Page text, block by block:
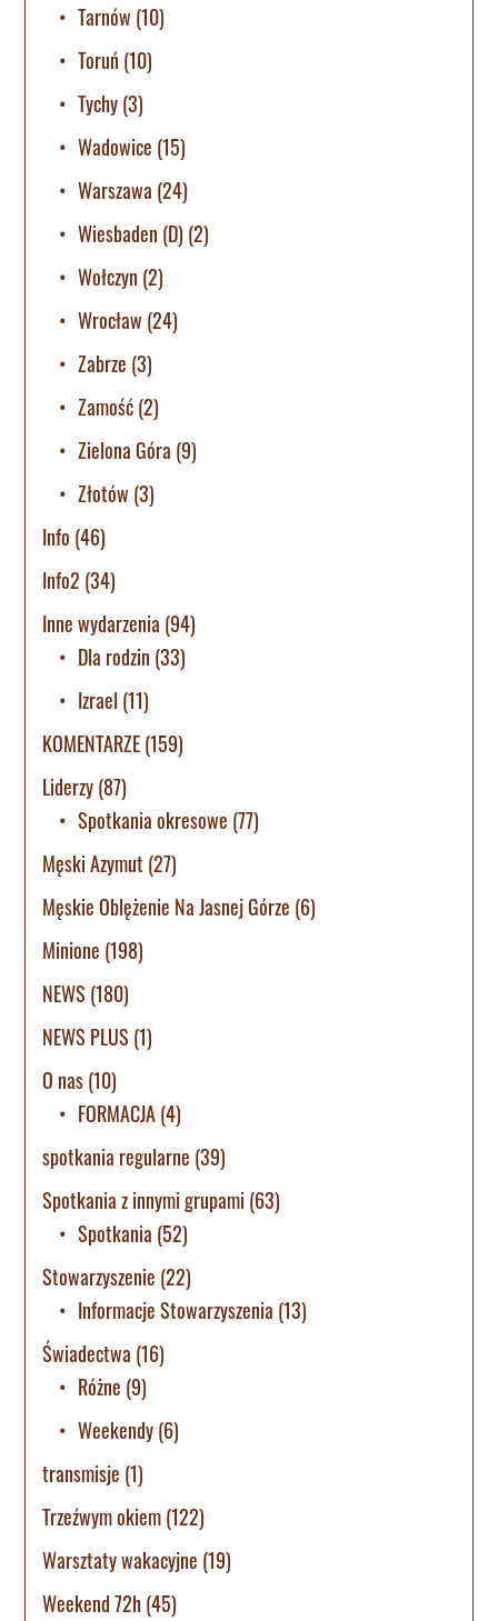
Tarnów (10)
Toruń (10)
Tychy(3)
Wadowice (15)
Warszawa (24)
Wiesbaden (D) (2)
Wołczyn (2)
Wrocław (24)
Zabrze (3)
Zamość(2)
Zielona Góra (9)
Złotów (3)
Info (46)
Info2 (34)
Inne wydarzenia (94)
Dla rodzin (33)
Izrael (11)
KOMENTARZE(159)
Liderzy(87)
Spotkania okresowe (77)
Męski Azymut (27)
Męskie Oblężenie Na Jasnej Górze (6)
Minione (198)
NEWS (180)
NEWS PLUS (1)
O nas(10)
FORMACJA(4)
spotkania regularne (39)
Spotkania z innymi grupami (63)
Spotkania (52)
Stowarzyszenie (22)
Informacje Stowarzyszenia (13)
Świadectwa (16)
Różne (9)
Weekendy(6)
transmisje (1)
Trzeźwym okiem(122)
Warsztaty wakacyjne (19)
Weekend 72h(45)